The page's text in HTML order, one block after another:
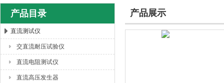
扬州海沃电气科技发展有限公司
产品目录
直流测试仪
交直流耐压试验仪
直流电阻测试仪
直流高压发生器
产品展示